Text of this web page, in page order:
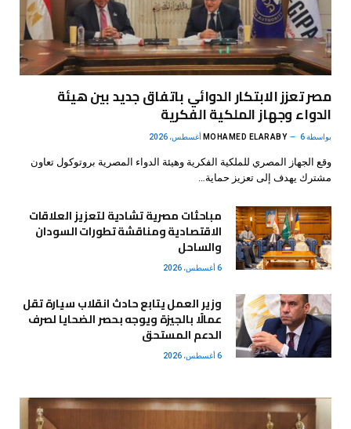
مصر تعزز الابتكار الدوائي باتفاق جديد بين هيئة
الدواء وجهاز الملكية الفكرية
بواسطة MOHAMED ELARABY 6 أغسطس، 2026
وقع الجهاز المصري للملكية الفكرية وهيئة الدواء المصرية بروتوكول تعاون
مشترك يهدف إلى تعزيز حماية…
مباحثات مصرية تشادية لتعزيز العلاقات
الاقتصادية ومناقشة تطورات السودان
والساحل
6 أغسطس، 2026
وزير العمل يتابع حادث انقلاب سيارة تقل
عمالًا بالجيزة ويوجه بحصر الضحايا لصرف
الدعم المستحق
6 أغسطس، 2026